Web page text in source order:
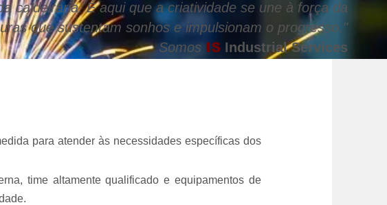
caldeiraria. É aqui que a criatividade se une à força da
que sustentam sonhos e impulsionam o progresso."
Somos IS Industrial Services
para atender às necessidades específicas dos
time altamente qualificado e equipamentos de